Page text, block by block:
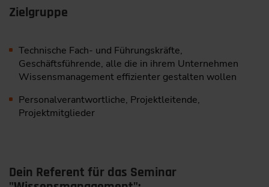
Zielgruppe
Technische Fach- und Führungskräfte,
Geschäftsführende, alle die in ihrem Unternehmen
Wissensmanagement effizienter gestalten wollen
Personalverantwortliche, Projektleitende,
Projektmitglieder
Dein Referent für das Seminar